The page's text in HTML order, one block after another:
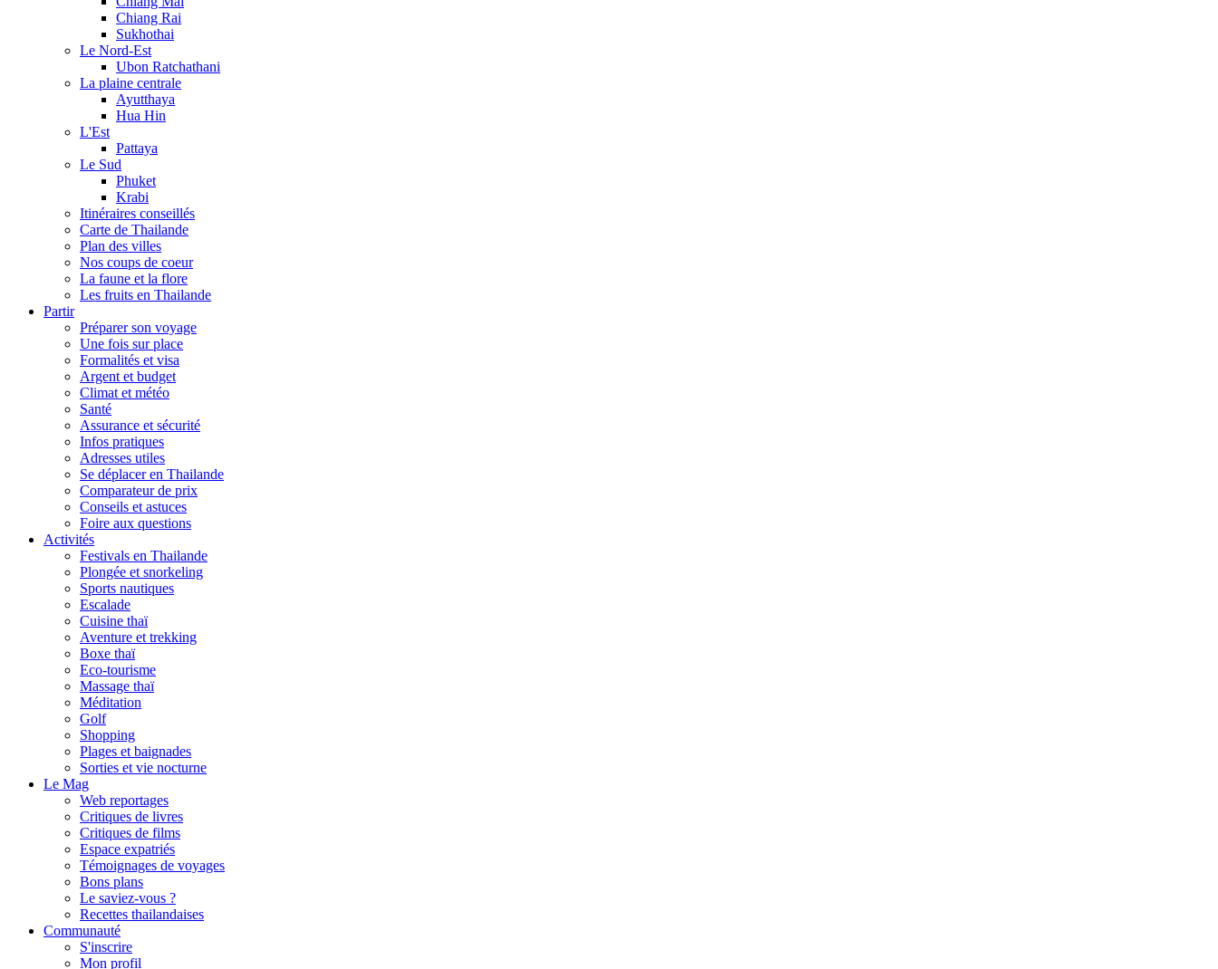
Chiang Rai
Sukhothai
Le Nord-Est
Ubon Ratchathani
La plaine centrale
Ayutthaya
Hua Hin
L'Est
Pattaya
Le Sud
Phuket
Krabi
Itinéraires conseillés
Carte de Thailande
Plan des villes
Nos coups de coeur
La faune et la flore
Les fruits en Thailande
Partir
Préparer son voyage
Une fois sur place
Formalités et visa
Argent et budget
Climat et météo
Santé
Assurance et sécurité
Infos pratiques
Adresses utiles
Se déplacer en Thailande
Comparateur de prix
Conseils et astuces
Foire aux questions
Activités
Festivals en Thailande
Plongée et snorkeling
Sports nautiques
Escalade
Cuisine thaï
Aventure et trekking
Boxe thaï
Eco-tourisme
Massage thaï
Méditation
Golf
Shopping
Plages et baignades
Sorties et vie nocturne
Le Mag
Web reportages
Critiques de livres
Critiques de films
Espace expatriés
Témoignages de voyages
Bons plans
Le saviez-vous ?
Recettes thailandaises
Communauté
S'inscrire
Mon profil